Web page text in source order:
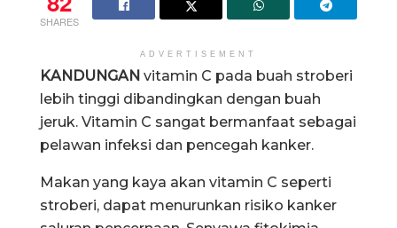
SHARES
ADVERTISEMENT
KANDUNGAN vitamin C pada buah stroberi
lebih tinggi dibandingkan dengan buah
jeruk. Vitamin C sangat bermanfaat sebagai
pelawan infeksi dan pencegah kanker.
Makan yang kaya akan vitamin C seperti
stroberi, dapat menurunkan risiko kanker